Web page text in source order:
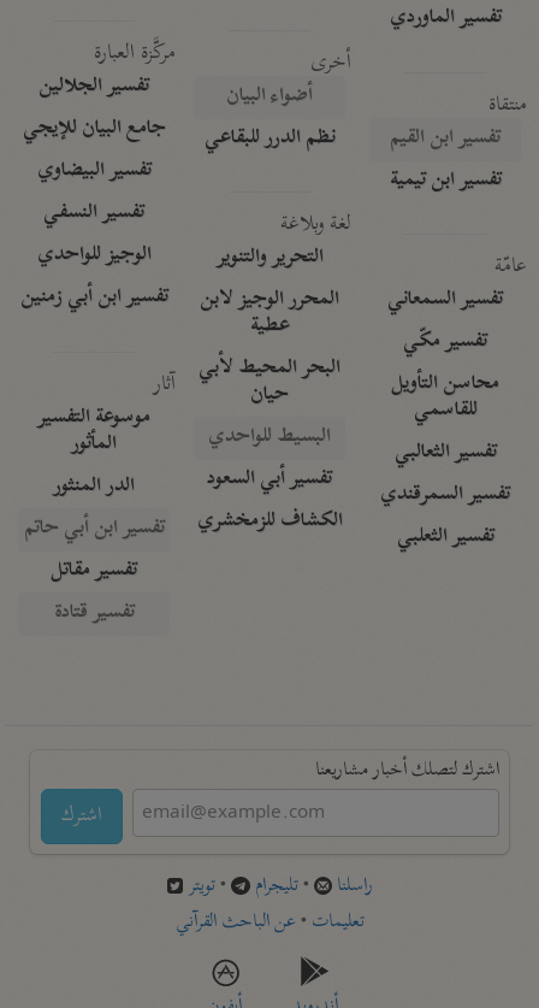
تفسير الماوردي
منتقاة
تفسير ابن القيم
تفسير ابن تيمية
عامّة
تفسير السمعاني
تفسير مكّي
محاسن التأويل
للقاسمي
تفسير الثعالبي
تفسير السمرقندي
تفسير الثعلبي
أخرى
أضواء البيان
نظم الدرر للبقاعي
لغة وبلاغة
التحرير والتنوير
المحرر الوجيز لابن
عطية
البحر المحيط لأبي
حيان
البسيط للواحدي
تفسير أبي السعود
الكشاف للزمخشري
مركَّزة العبارة
تفسير الجلالين
جامع البيان للإيجي
تفسير البيضاوي
تفسير النسفي
الوجيز للواحدي
تفسير ابن أبي زمنين
آثار
موسوعة التفسير
المأثور
الدر المنثور
تفسير ابن أبي حاتم
تفسير مقاتل
تفسير قتادة
اشترك لتصلك أخبار مشاريعنا
اشترك
راسلنا •تليجرام •تويتر
تعليمات •عن الباحث القرآني